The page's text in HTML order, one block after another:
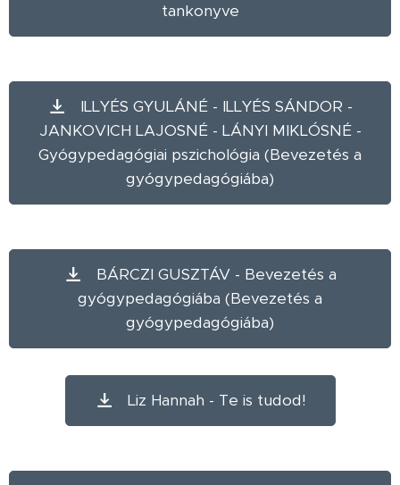
tankonyve
ILLYÉS GYULÁNÉ - ILLYÉS SÁNDOR -
JANKOVICH LAJOSNÉ - LÁNYI MIKLÓSNÉ -
Gyógypedagógiai pszichológia (Bevezetés a
gyógypedagógiába)
BÁRCZI GUSZTÁV - Bevezetés a
gyógypedagógiába (Bevezetés a
gyógypedagógiába)
Liz Hannah - Te is tudod!